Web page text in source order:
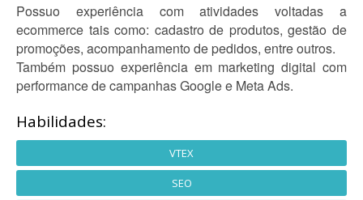
Possuo experiência com atividades voltadas a
ecommerce tais como: cadastro de produtos, gestão de
promoções, acompanhamento de pedidos, entre outros.
Também possuo experiência em marketing digital com
performance de campanhas Google e Meta Ads.
Habilidades:
VTEX
SEO